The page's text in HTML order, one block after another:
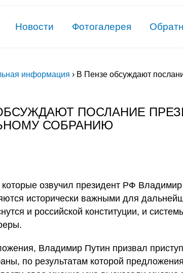
Новости Фотогалерея
информация › В Пензе обсуждают
ПОСЛАНИЕ
СОБРАНИЮ
озвучил президент РФ
исторически важными для
и российской конституции, и
Владимир Путин призвал
по результатам которой